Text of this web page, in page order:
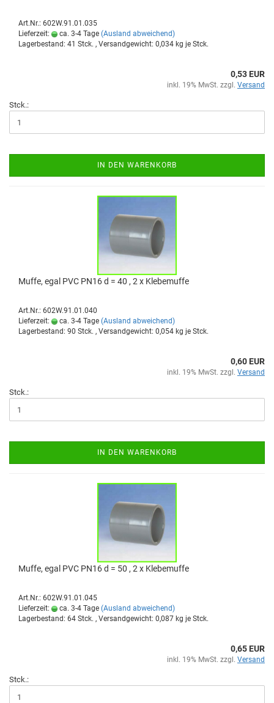
Art.Nr.: 602W.91.01.035
Lieferzeit:
ca. 3-4 Tage (Ausland abweichend)
Lagerbestand: 41 Stck. , Versandgewicht: 0,034 kg je Stck.
0,53 EUR
inkl. 19% MwSt. zzgl. Versand
Stck.:
IN DEN WARENKORB
Muffe, egal PVC PN16 d = 40 , 2 x Kle­be­muf­fe
Art.Nr.: 602W.91.01.040
Lieferzeit:
ca. 3-4 Tage (Ausland abweichend)
Lagerbestand: 90 Stck. , Versandgewicht: 0,054 kg je Stck.
0,60 EUR
inkl. 19% MwSt. zzgl. Versand
Stck.:
IN DEN WARENKORB
Muffe, egal PVC PN16 d = 50 , 2 x Kle­be­muf­fe
Art.Nr.: 602W.91.01.045
Lieferzeit:
ca. 3-4 Tage (Ausland abweichend)
Lagerbestand: 64 Stck. , Versandgewicht: 0,087 kg je Stck.
0,65 EUR
inkl. 19% MwSt. zzgl. Versand
Stck.: